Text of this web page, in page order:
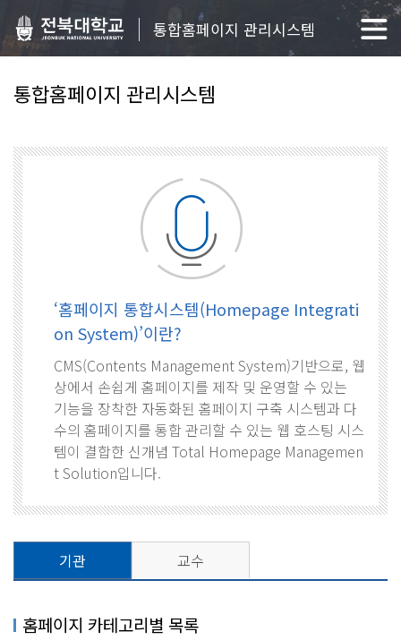
통합홈페이지 관리시스템
통합홈페이지 관리시스템
‘홈페이지 통합시스템(Homepage Integrati
on System)’이란?
CMS(Contents Management System)기반으로, 웹
상에서 손쉽게 홈페이지를 제작 및 운영할 수 있는
기능을 장착한 자동화된 홈페이지 구축 시스템과 다
수의 홈페이지를 통합 관리할 수 있는 웹 호스팅 시스
템이 결합한 신개념 Total Homepage Managemen
t Solution입니다.
기관 교수
홈페이지 카테고리별 목록